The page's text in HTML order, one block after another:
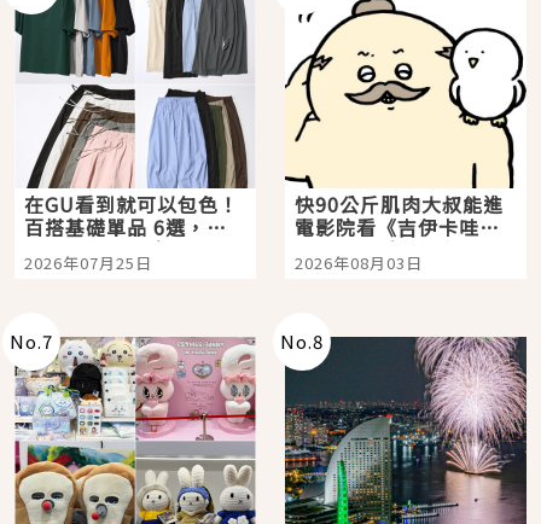
在GU看到就可以包色！
百搭基礎單品 6選，閉
眼全收也不心疼
2026年07月25日
快90公斤肌肉大叔能進
電影院看《吉伊卡哇》
嗎？日本重金屬樂團
「打首」會長與nagano
2026年08月03日
No.7 No.8